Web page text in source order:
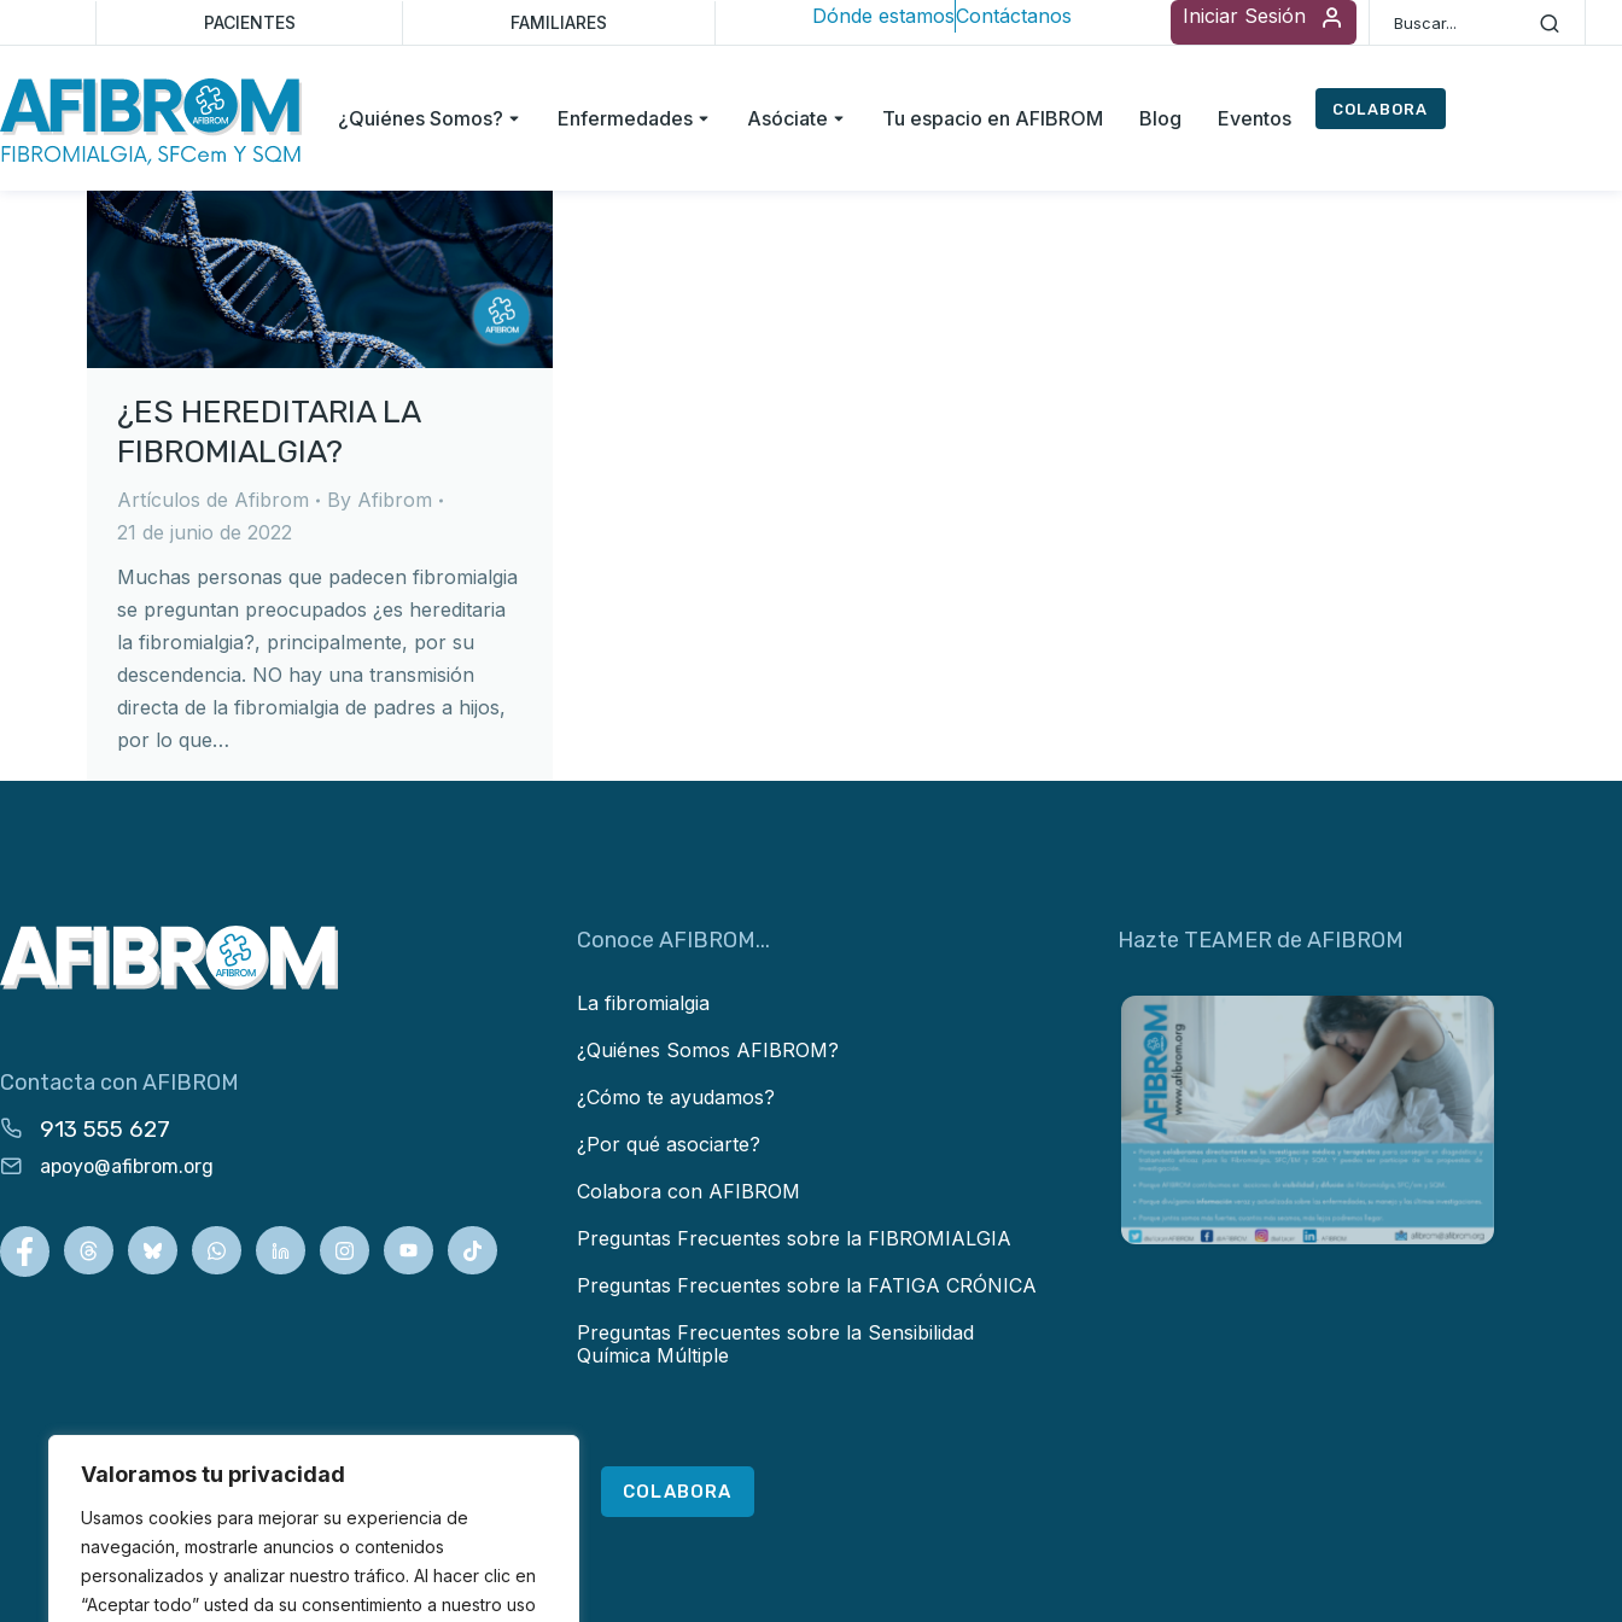
Valoramos tu privacidad
Usamos cookies para mejorar su experiencia de
navegación, mostrarle anuncios o contenidos
personalizados y analizar nuestro tráfico. Al hacer clic en
“Aceptar todo” usted da su consentimiento a nuestro uso
PACIENTES FAMILIARES Dónde estamosContáctanos Iniciar Sesión
¿Quiénes Somos? Enfermedades Asóciate Tu espacio en AFIBROM Blog Eventos COLABORA
¿ES HEREDITARIA LA
FIBROMIALGIA?
Artículos de Afibrom By Afibrom
21 de junio de 2022
Muchas personas que padecen fibromialgia
se preguntan preocupados ¿es hereditaria
la fibromialgia?, principalmente, por su
descendencia. NO hay una transmisión
directa de la fibromialgia de padres a hijos,
por lo que…
Contacta con AFIBROM
913 555 627
apoyo@afibrom.org
Conoce AFIBROM...
La fibromialgia
¿Quiénes Somos AFIBROM?
¿Cómo te ayudamos?
¿Por qué asociarte?
Colabora con AFIBROM
Preguntas Frecuentes sobre la FIBROMIALGIA
Preguntas Frecuentes sobre la FATIGA CRÓNICA
Preguntas Frecuentes sobre la Sensibilidad
Química Múltiple
COLABORA
Hazte TEAMER de AFIBROM